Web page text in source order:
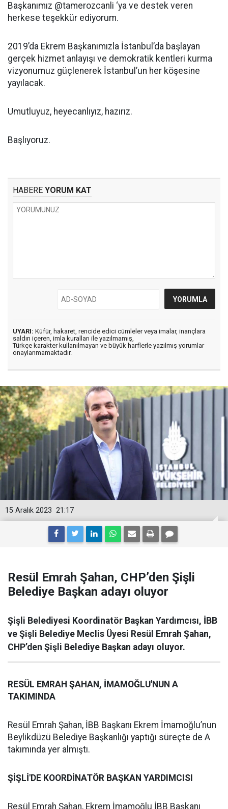
Başkanımız @tamerozcanli ‘ya ve destek veren
herkese teşekkür ediyorum.
2019’da Ekrem Başkanımızla İstanbul’da başlayan
gerçek hizmet anlayışı ve demokratik kentleri kurma
vizyonumuz güçlenerek İstanbul’un her köşesine
yayılacak.
Umutluyuz, heyecanlıyız, hazırız.
Başlıyoruz.
HABERE YORUM KAT
UYARI: Küfür, hakaret, rencide edici cümleler veya imalar, inançlara
saldırı içeren, imla kuralları ile yazılmamış,
Türkçe karakter kullanılmayan ve büyük harflerle yazılmış yorumlar
onaylanmamaktadır.
21:17
15 Aralık 2023
Resül Emrah Şahan, CHP’den Şişli
Belediye Başkan adayı oluyor
Şişli Belediyesi Koordinatör Başkan Yardımcısı, İBB
ve Şişli Belediye Meclis Üyesi Resül Emrah Şahan,
CHP’den Şişli Belediye Başkan adayı oluyor.
RESÜL EMRAH ŞAHAN, İMAMOĞLU'NUN A
TAKIMINDA
Resül Emrah Şahan, İBB Başkanı Ekrem İmamoğlu’nun
Beylikdüzü Belediye Başkanlığı yaptığı süreçte de A
takımında yer almıştı.
ŞİŞLİ'DE KOORDİNATÖR BAŞKAN YARDIMCISI
Resül Emrah Şahan, Ekrem İmamoğlu İBB Başkanı